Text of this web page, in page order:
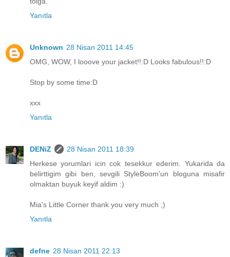
Yanıtla
Unknown 28 Nisan 2011 14:45
OMG, WOW, I looove your jacket!!:D Looks fabulous!!:D
Stop by some time:D
xxx
Yanıtla
DENiZ
28 Nisan 2011 18:39
Herkese yorumlari icin cok tesekkur ederim. Yukarida da
belirttigim gibi ben, sevgili StyleBoom'un bloguna misafir
olmaktan buyuk keyif aldim :)
Mia's Little Corner thank you very much ;)
Yanıtla
defne 28 Nisan 2011 22:13